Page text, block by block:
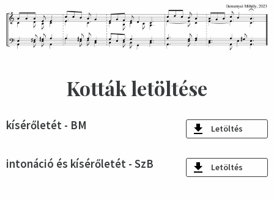
Kották letöltése
kísérőletét - BM Letöltés
intonáció és kísérőletét - SzB Letöltés